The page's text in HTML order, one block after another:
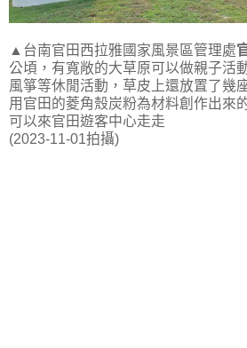
▲台南官田西拉雅國家風景區管理處
公頃，有寬敞的大草原可以做親子活
風箏等休閒活動，草皮上還放置了幾
用官田的菱角殼炭粉為材料創作出來
可以來官田遊客中心走走
(2023-11-01拍攝)